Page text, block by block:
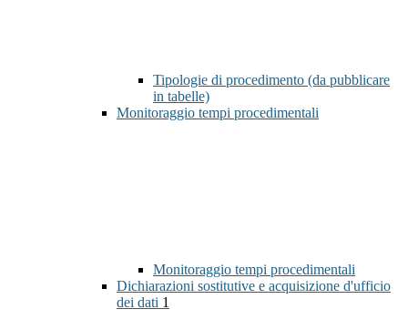
Tipologie di procedimento (da pubblicare
in tabelle)
Monitoraggio tempi procedimentali
Monitoraggio tempi procedimentali
Dichiarazioni sostitutive e acquisizione d'ufficio
dei dati 1